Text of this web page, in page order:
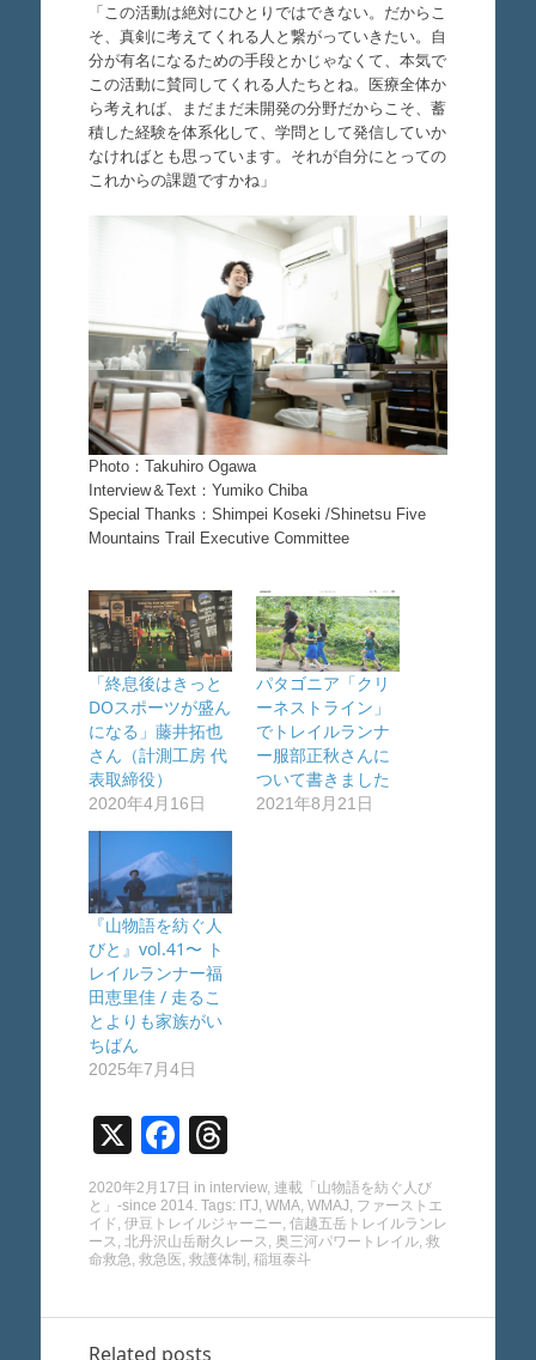
「この活動は絶対にひとりではできない。だからこ
そ、真剣に考えてくれる人と繋がっていきたい。自
分が有名になるための手段とかじゃなくて、本気で
この活動に賛同してくれる人たちとね。医療全体か
ら考えれば、まだまだ未開発の分野だからこそ、蓄
積した経験を体系化して、学問として発信していか
なければとも思っています。それが自分にとっての
これからの課題ですかね」
Photo：Takuhiro Ogawa
Interview＆Text：Yumiko Chiba
Special Thanks：Shimpei Koseki /Shinetsu Five
Mountains Trail Executive Committee
「終息後はきっと
DOスポーツが盛ん
になる」藤井拓也
さん（計測工房 代
表取締役）
2020年4月16日
パタゴニア「クリ
ーネストライン」
でトレイルランナ
ー服部正秋さんに
ついて書きました
2021年8月21日
『山物語を紡ぐ人
びと』vol.41〜 ト
レイルランナー福
田恵里佳 / 走るこ
とよりも家族がい
ちばん
2025年7月4日
X
F
a
c
e
o
hr
e
a
s
2020年2月17日 in interview, 連載「山物語を紡ぐ人び
と」-since 2014. Tags: ITJ, WMA, WMAJ, ファーストエ
イド , 伊豆トレイルジャーニー, 信越五岳トレイルランレ
ース , 北丹沢山岳耐久レース , 奥三河パワートレイル, 救
命救急, 救急医, 救護体制 , 稲垣泰斗
Related posts